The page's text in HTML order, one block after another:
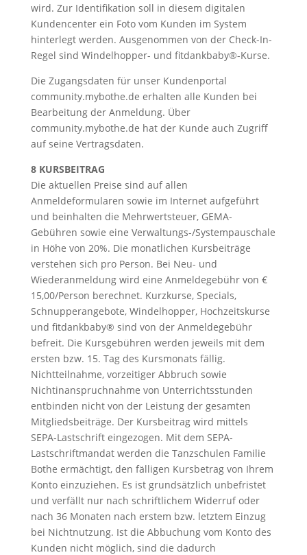
wird. Zur Identifikation soll in diesem digitalen
Kundencenter ein Foto vom Kunden im System
hinterlegt werden. Ausgenommen von der Check-In-
Regel sind Windelhopper- und fitdankbaby®-Kurse.
Die Zugangsdaten für unser Kundenportal
community.mybothe.de erhalten alle Kunden bei
Bearbeitung der Anmeldung. Über
community.mybothe.de hat der Kunde auch Zugriff
auf seine Vertragsdaten.
8 KURSBEITRAG
Die aktuellen Preise sind auf allen
Anmeldeformularen sowie im Internet aufgeführt
und beinhalten die Mehrwertsteuer, GEMA-
Gebühren sowie eine Verwaltungs-/Systempauschale
in Höhe von 20%. Die monatlichen Kursbeiträge
verstehen sich pro Person. Bei Neu- und
Wiederanmeldung wird eine Anmeldegebühr von €
15,00/Person berechnet. Kurzkurse, Specials,
Schnupperangebote, Windelhopper, Hochzeitskurse
und fitdankbaby® sind von der Anmeldegebühr
befreit. Die Kursgebühren werden jeweils mit dem
ersten bzw. 15. Tag des Kursmonats fällig.
Nichtteilnahme, vorzeitiger Abbruch sowie
Nichtinanspruchnahme von Unterrichtsstunden
entbinden nicht von der Leistung der gesamten
Mitgliedsbeiträge. Der Kursbeitrag wird mittels
SEPA-Lastschrift eingezogen. Mit dem SEPA-
Lastschriftmandat werden die Tanzschulen Familie
Bothe ermächtigt, den fälligen Kursbetrag von Ihrem
Konto einzuziehen. Es ist grundsätzlich unbefristet
und verfällt nur nach schriftlichem Widerruf oder
nach 36 Monaten nach erstem bzw. letztem Einzug
bei Nichtnutzung. Ist die Abbuchung vom Konto des
Kunden nicht möglich, sind die dadurch